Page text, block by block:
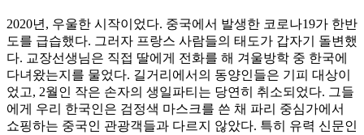
2020년, 우울한 시작이었다. 중국에서 발생한 코로나19가 한반
도를 급습했다. 그러자 프랑스 사람들의 태도가 갑자기 돌변했
다. 교장선생님은 직접 딸에게 전화를 해 겨울방학 중 한국에
다녀왔는지를 물었다. 길거리에서의 동양인들은 기피 대상이
었고, 2월인 작은 손자의 생일파티는 당연히 취소되었다. 그들
에게 우리 한국인은 검정색 마스크를 쓴 채 파리 중심가에서
쇼핑하는 중국인 관광객들과 다르지 않았다. 특히 유력 신문인